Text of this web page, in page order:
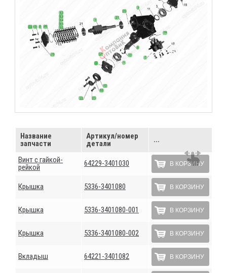
Название
запчасти
Артикул/номер
детали
...
Винт с гайкой-
рейкой
64229-3401030 В КОРЗИНУ
Крышка 5336-3401080 В КОРЗИНУ
Крышка 5336-3401080-001 В КОРЗИНУ
Крышка 5336-3401080-002 В КОРЗИНУ
Вкладыш 64221-3401082 В КОРЗИНУ